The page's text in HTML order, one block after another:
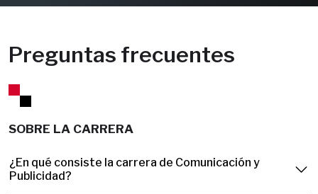
Preguntas frecuentes
SOBRE LA CARRERA
¿En qué consiste la carrera de Comunicación y
Publicidad?